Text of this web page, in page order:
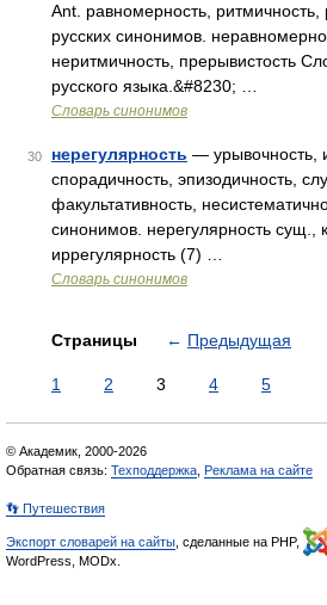
Ant. равномерность, ритмичность,
русских синонимов.
неритмичность, прерывистость
русского языка.&#8230; …
Словарь синонимов
30 нерегулярность — урывочность,
спорадичность, эпизодичность,
факультативность,
синонимов. нерегулярность сущ.,
иррегулярность (7) …
Словарь синонимов
Страницы ← Предыдущая
1 2 3 4 5
© Академик, 2000-2026
Обратная связь: Техподдержка Реклама на сайте
👣 Путешествия
Экспорт словарей на сайты , сделанные на PHP,
WordPress, MODx.